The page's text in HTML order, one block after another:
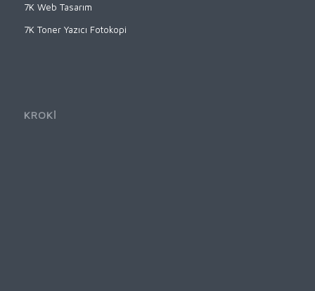
7K Web Tasarım
7K Toner Yazıcı Fotokopi
KROKİ